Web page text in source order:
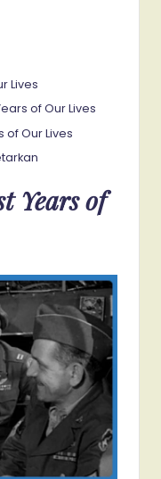
Lives
of Our Lives
of Our Lives
Years of